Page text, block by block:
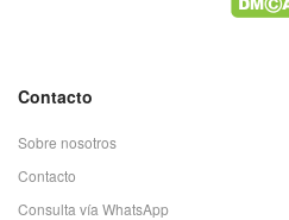
Contacto
Sobre nosotros
Contacto
Consulta vía WhatsApp